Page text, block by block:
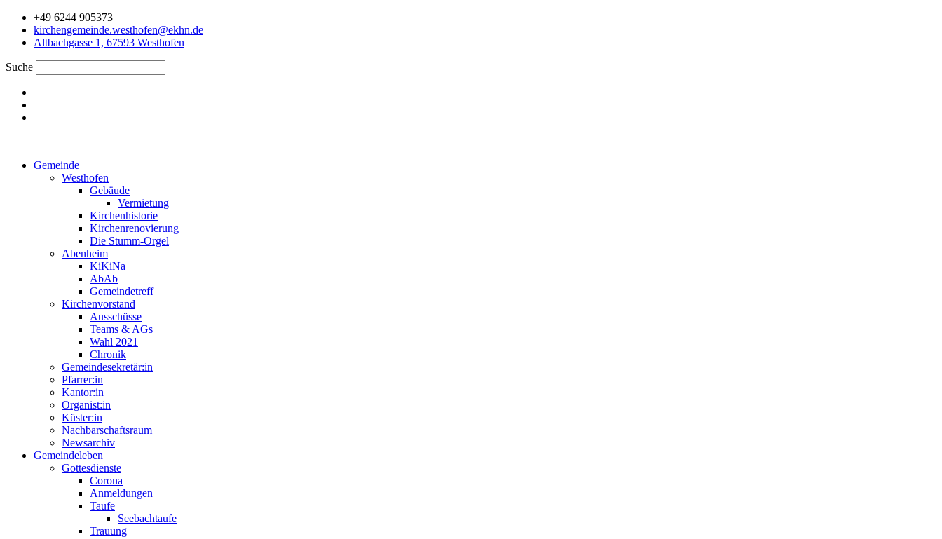
Zum
Inhalt
springen
+49 6244 905373
kirchengemeinde.westhofen@ekhn.de
Altbachgasse 1, 67593 Westhofen
Suche
Gemeinde
Westhofen
Gebäude
Vermietung
Kirchenhistorie
Kirchenrenovierung
Die Stumm-Orgel
Abenheim
KiKiNa
AbAb
Gemeindetreff
Kirchenvorstand
Ausschüsse
Teams & AGs
Wahl 2021
Chronik
Gemeindesekretär:in
Pfarrer:in
Kantor:in
Organist:in
Küster:in
Nachbarschaftsraum
Newsarchiv
Gemeindeleben
Gottesdienste
Corona
Anmeldungen
Taufe
Seebachtaufe
Trauung